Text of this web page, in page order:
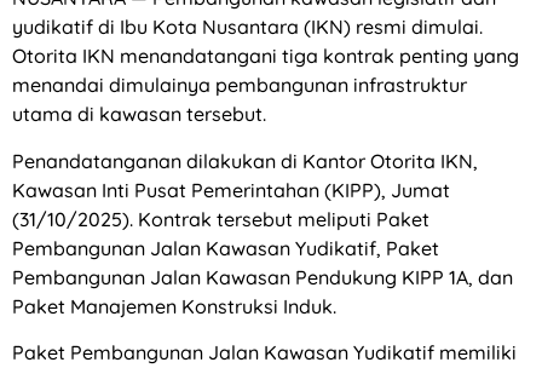
yudikatif di Ibu Kota Nusantara (IKN) resmi dimulai.
Otorita IKN menandatangani tiga kontrak penting yang
menandai dimulainya pembangunan infrastruktur
utama di kawasan tersebut.
Penandatanganan dilakukan di Kantor Otorita IKN,
Kawasan Inti Pusat Pemerintahan (KIPP), Jumat
(31/10/2025). Kontrak tersebut meliputi Paket
Pembangunan Jalan Kawasan Yudikatif, Paket
Pembangunan Jalan Kawasan Pendukung KIPP 1A, dan
Paket Manajemen Konstruksi Induk.
Paket Pembangunan Jalan Kawasan Yudikatif memiliki